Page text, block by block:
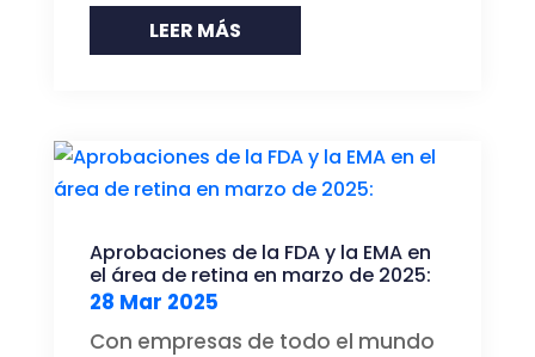
LEER MÁS
Aprobaciones de la FDA y la EMA en
el área de retina en marzo de 2025:
28 Mar 2025
Con empresas de todo el mundo